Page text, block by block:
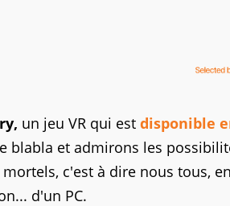
un jeu VR qui est disponible
blabla et admirons les
c'est à dire nous tous,
d'un PC.